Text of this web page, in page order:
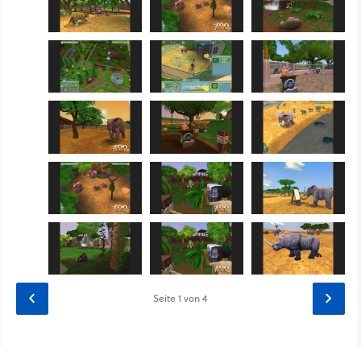
Seite1 von 4